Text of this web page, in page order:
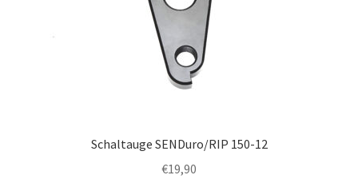
Schaltauge SENDuro/RIP 150-12
€19,90